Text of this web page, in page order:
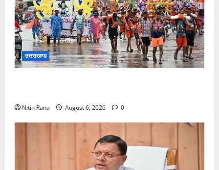
उत्तराखण्ड
Nitin Rana August 6, 2026 0